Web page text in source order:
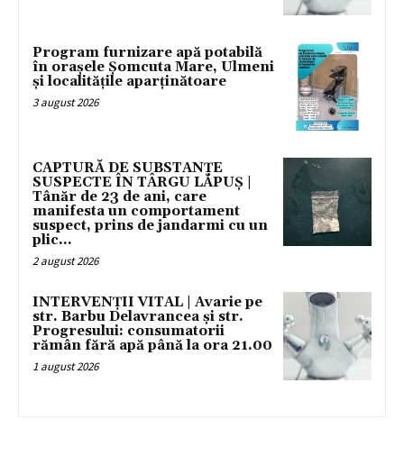
Program furnizare apă potabilă
în orașele Șomcuta Mare, Ulmeni
și localitățile aparținătoare
3 august 2026
CAPTURĂ DE SUBSTANȚE
SUSPECTE ÎN TÂRGU LĂPUȘ |
Tânăr de 23 de ani, care
manifesta un comportament
suspect, prins de jandarmi cu un
plic...
2 august 2026
INTERVENȚII VITAL | Avarie pe
str. Barbu Delavrancea și str.
Progresului: consumatorii
rămân fără apă până la ora 21.00
1 august 2026